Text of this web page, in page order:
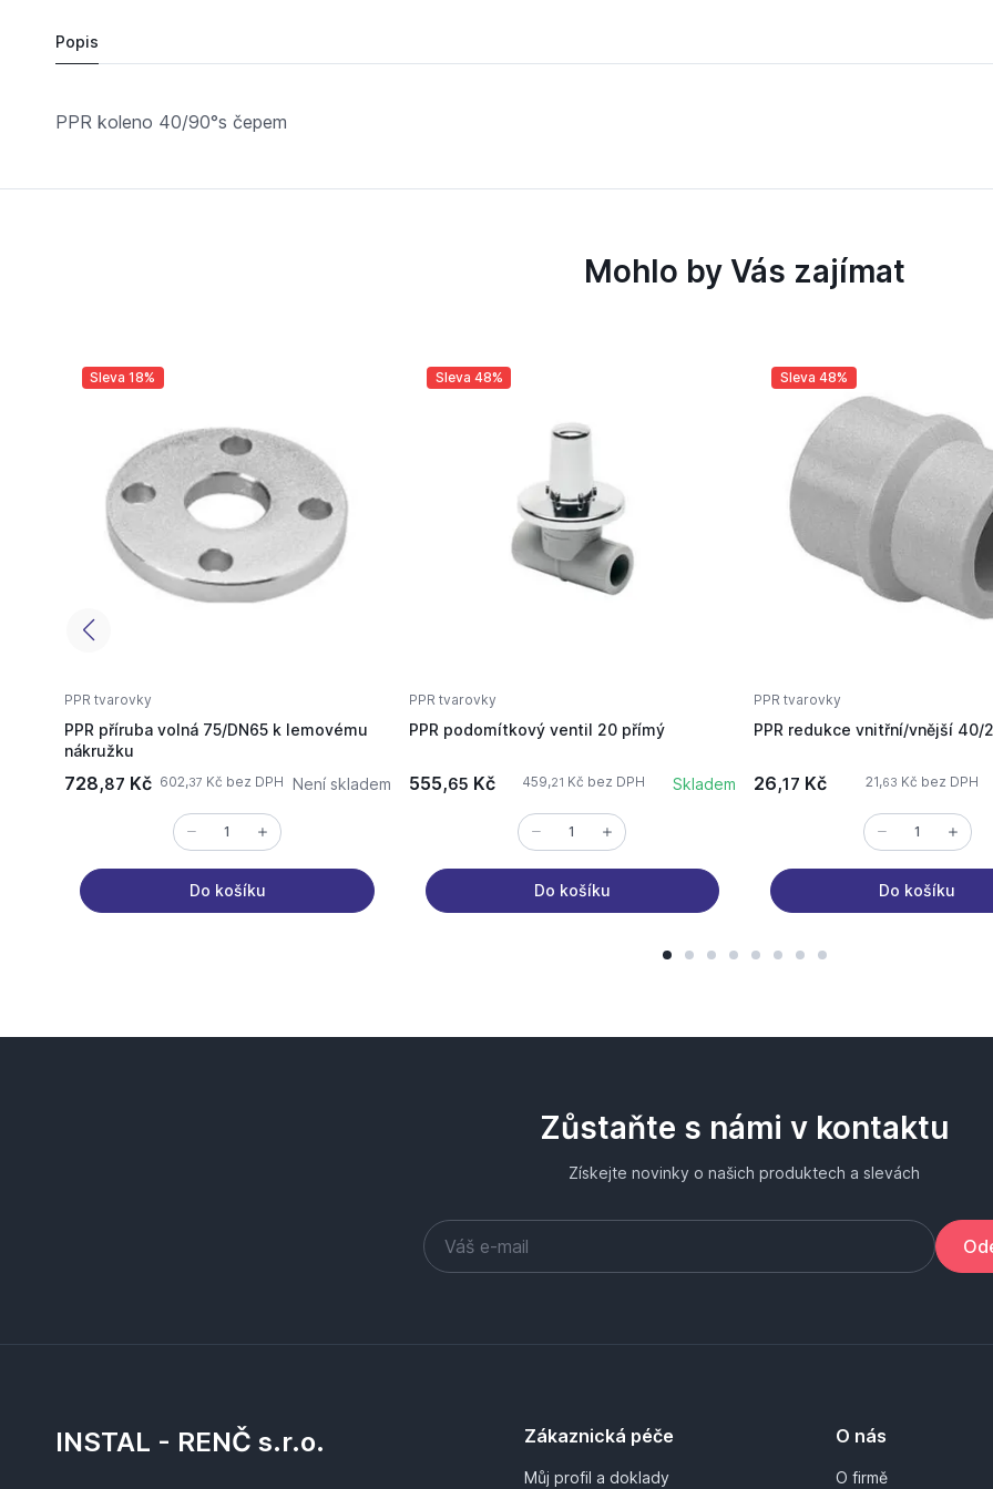
Popis
PPR koleno 40/90°s čepem
Mohlo by Vás zajímat
Sleva 18%
PPR tvarovky
PPR příruba volná 75/DN65 k lemovému
nákružku
728,87 Kč 602,37 Kč bez DPH Není skladem
Do košíku
Sleva 48%
PPR tvarovky
PPR podomítkový ventil 20 přímý
555,65 Kč 459,21 Kč bez DPH Skladem
Do košíku
Sleva 48%
PPR tvarovky
PPR redukce vnitřní/vnější 40/
26,17 Kč 21,63 Kč bez DPH
Do košíku
Zůstaňte s námi v kontaktu
Získejte novinky o našich produktech a slevách
INSTAL - RENČ s.r.o. Zákaznická péče
Můj profil a doklady
O nás
O firmě